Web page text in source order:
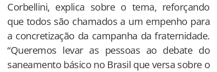
Corbellini, explica sobre o tema, reforçando
que todos são chamados a um empenho para
a concretização da campanha da fraternidade.
“Queremos levar as pessoas ao debate do
saneamento básico no Brasil que versa sobre o